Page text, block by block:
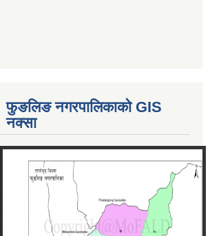
फुङलिङ नगरपालिकाको GIS
नक्सा